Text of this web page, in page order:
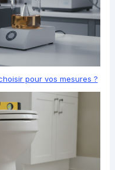
pour vos mesures ?